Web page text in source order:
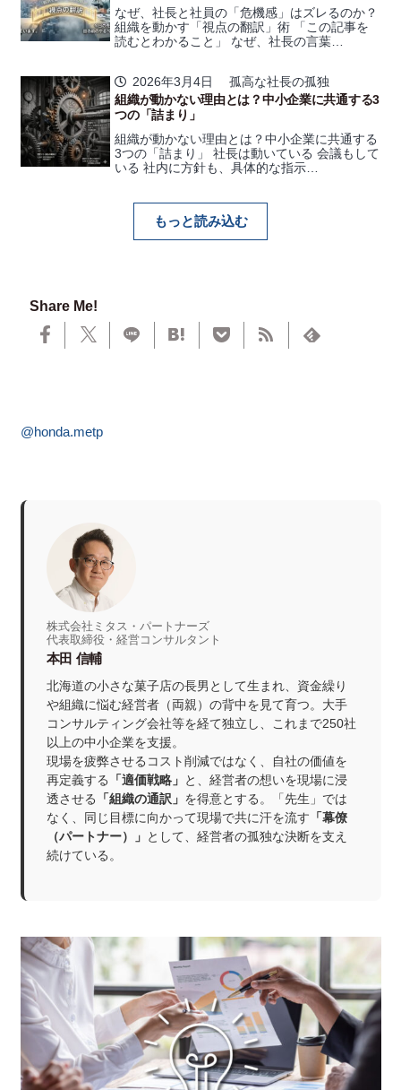
なぜ、社長と社員の「危機感」はズレるのか？
組織を動かす「視点の翻訳」術 「この記事を
読むとわかること」 なぜ、社長の言葉…
2026年3月4日 孤高な社長の孤独
組織が動かない理由とは？中小企業に共通する3
つの「詰まり」
組織が動かない理由とは？中小企業に共通する
3つの「詰まり」 社長は動いている 会議もして
いる 社内に方針も、具体的な指示…
もっと読み込む
Share Me!
@honda.metp
株式会社ミタス・パートナーズ
代表取締役・経営コンサルタント
本田 信輔
北海道の小さな菓子店の長男として生まれ、資金繰り
や組織に悩む経営者（両親）の背中を見て育つ。大手
コンサルティング会社等を経て独立し、これまで250社
以上の中小企業を支援。
現場を疲弊させるコスト削減ではなく、自社の価値を
再定義する 「適価戦略」 と、経営者の想いを現場に浸
透させる 「組織の通訳」 を得意とする。「先生」では
なく、同じ目標に向かって現場で共に汗を流す 「幕僚
（パートナー）」 として、経営者の孤独な決断を支え
続けている。